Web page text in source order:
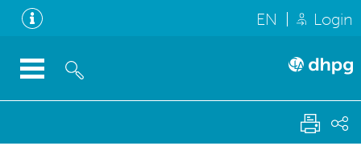
EN Login